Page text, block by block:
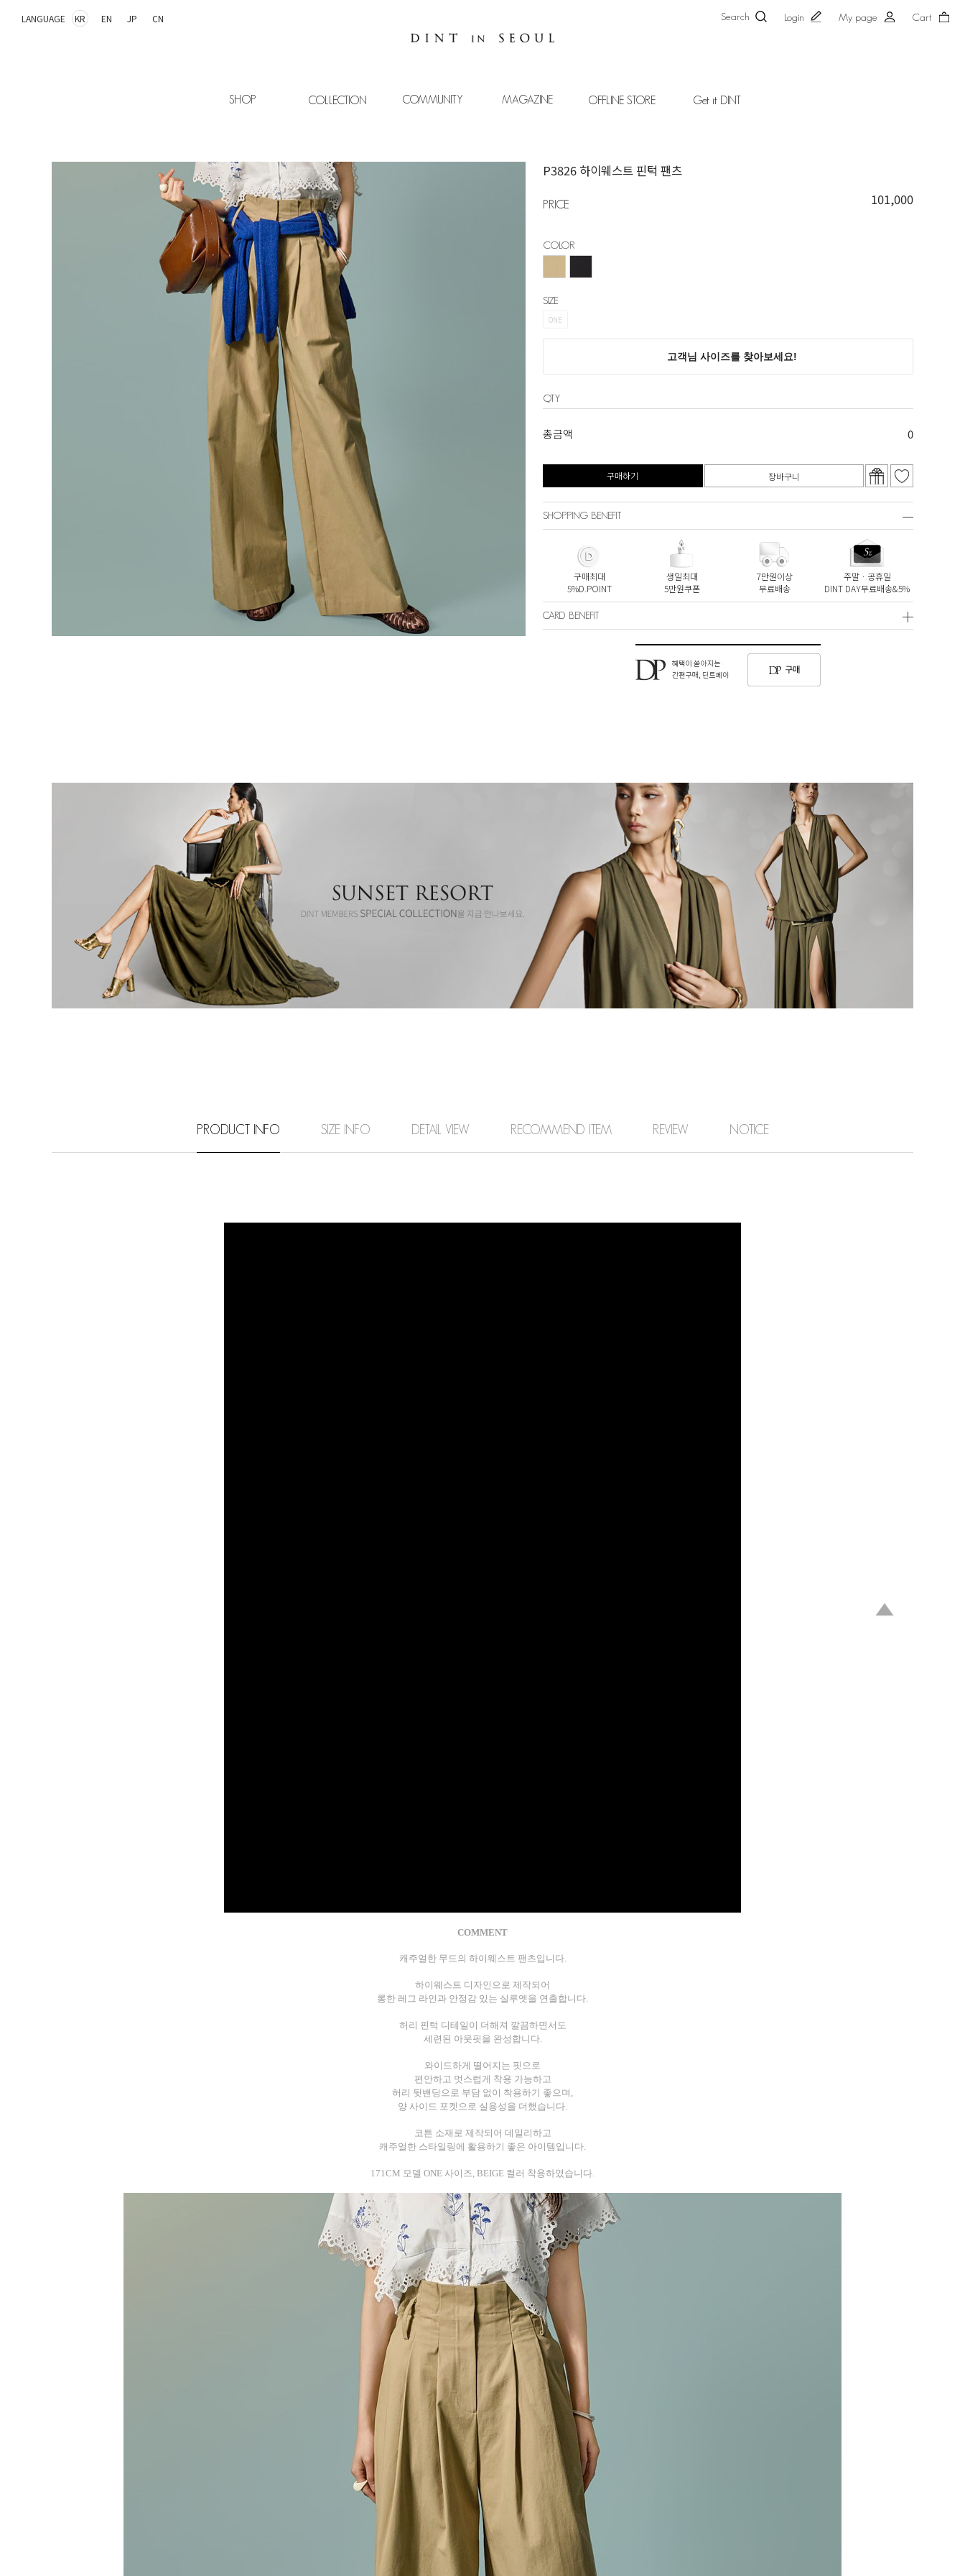
LANGUAGE KR EN JP CN Search Login My page Cart
SHOP COLLECTION COMMUNITY MAGAZINE OFFLINE STORE Get it DINT
P3826 하이웨스트 핀턱 팬츠
PRICE 101,000
COLOR
SIZE
ONE
QTY
총금액 0
구매하기 장바구니
SHOPPING BENEFIT
구매최대
5%D.POINT
생일최대
5만원쿠폰
7만원이상
무료배송
주말ㆍ공휴일
DINT DAY무료배송&5%
CARD BENEFIT
PRODUCT INFO SIZE INFO DETAIL VIEW RECOMMEND ITEM REVIEW NOTICE
COMMENT
캐주얼한 무드의 하이웨스트 팬츠입니다.
하이웨스트 디자인으로 제작되어
롱한 레그 라인과 안정감 있는 실루엣을 연출합니다.
허리 핀턱 디테일이 더해져 깔끔하면서도
세련된 아웃핏을 완성합니다.
와이드하게 떨어지는 핏으로
편안하고 멋스럽게 착용 가능하고
허리 뒷밴딩으로 부담 없이 착용하기 좋으며,
양 사이드 포켓으로 실용성을 더했습니다.
코튼 소재로 제작되어 데일리하고
캐주얼한 스타일링에 활용하기 좋은 아이템입니다.
171CM 모델 ONE 사이즈, BEIGE 컬러 착용하였습니다.